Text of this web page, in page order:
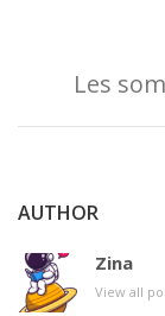
Les
AUTHOR
Zina
View all